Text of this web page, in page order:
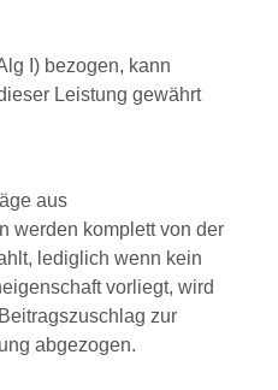
I) bezogen, kann
Leistung gewährt
aus
werden komplett von der
lediglich wenn kein
vorliegt, wird
zur
abgezogen.